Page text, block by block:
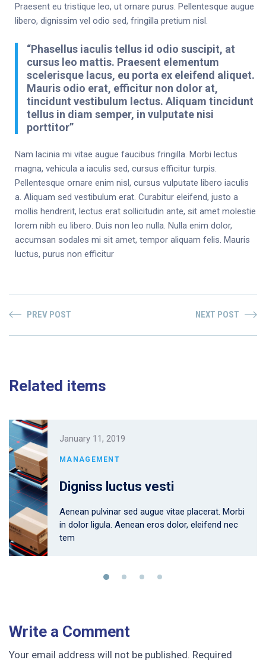
Praesent eu tristique leo, ut ornare purus. Pellentesque augue
libero, dignissim vel odio sed, fringilla pretium nisl.
“Phasellus iaculis tellus id odio suscipit, at
cursus leo mattis. Praesent elementum
scelerisque lacus, eu porta ex eleifend aliquet.
Mauris odio erat, efficitur non dolor at,
tincidunt vestibulum lectus. Aliquam tincidunt
tellus in diam semper, in vulputate nisi
porttitor”
Nam lacinia mi vitae augue faucibus fringilla. Morbi lectus
magna, vehicula a iaculis sed, cursus efficitur turpis.
Pellentesque ornare enim nisl, cursus vulputate libero iaculis
a. Aliquam sed vestibulum erat. Curabitur eleifend, justo a
mollis hendrerit, lectus erat sollicitudin ante, sit amet molestie
lorem nibh eu libero. Duis non leo nulla. Nulla enim dolor,
accumsan sodales mi sit amet, tempor aliquam felis. Mauris
luctus, purus non efficitur
PREV POST NEXT POST
Related items
January 11, 2019
MANAGEMENT
Digniss luctus vesti
Aenean pulvinar sed augue vitae placerat. Morbi
in dolor ligula. Aenean eros dolor, eleifend nec
tem
Write a Comment
Your email address will not be published. Required